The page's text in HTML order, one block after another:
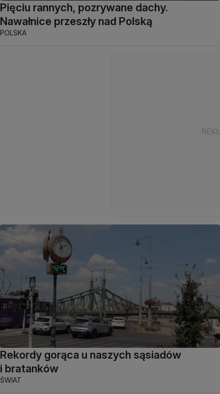
Pięciu rannych, pozrywane dachy.
Nawałnice przeszły nad Polską
POLSKA
Rekordy gorąca u naszych sąsiadów
i bratanków
ŚWIAT